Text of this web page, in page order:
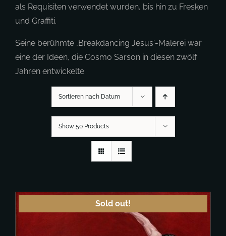
als Requisiten verwendet wurden, bis hin zu Fresken
und Graffiti.
Seine berühmte ‚Breakdancing Jesus‘-Malerei war
eine der Ideen, die Cosmo Sarson in diesen zwölf
Jahren entwickelte.
Sortieren nach Datum
Show 50 Products
Sold out!